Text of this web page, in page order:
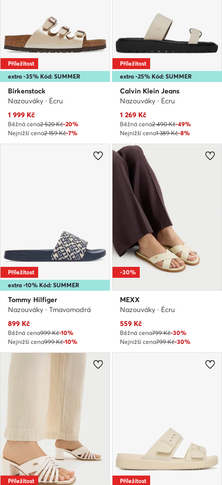
extra -35% Kód: SUMMER
Příležitost
Birkenstock
Nazouváky · Écru
Aktuální cena
1 999 Kč
Běžná cena2 520 Kč-20%
Nejnižší cena2 159 Kč-7%
extra -25% Kód: SUMMER
Příležitost
Calvin Klein Jeans
Nazouváky · Écru
Aktuální cena
1 269 Kč
Běžná cena2 490 Kč-49%
Nejnižší cena1 389 Kč-8%
extra -10% Kód: SUMMER
Příležitost
Tommy Hilfiger
Nazouváky · Tmavomodrá
Aktuální cena
899 Kč
Běžná cena999 Kč-10%
Nejnižší cena999 Kč-10%
-30%
MEXX
Nazouváky · Écru
Aktuální cena
559 Kč
Běžná cena799 Kč-30%
Nejnižší cena799 Kč-30%
Příležitost Příležitost